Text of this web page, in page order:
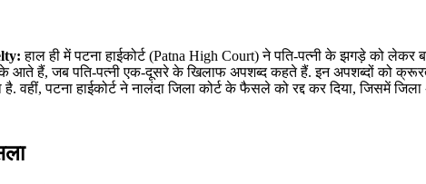
हाल ही में पटना हाईकोर्ट (Patna High Court) ने पति-पत्नी के झगड़े को लेकर
हैं, जब पति-पत्नी एक-दूसरे के खिलाफ अपशब्द कहते हैं. इन अपशब्दों को
वहीं, पटना हाईकोर्ट ने नालंदा जिला कोर्ट के फैसले को रद्द कर दिया, जिसमें